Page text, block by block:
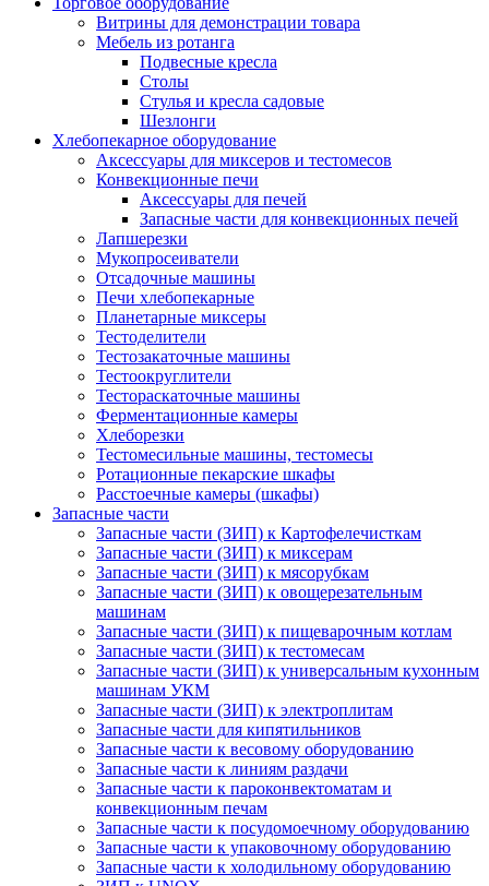
Витрины для демонстрации товара
Мебель из ротанга
Подвесные кресла
Столы
Стулья и кресла садовые
Шезлонги
Хлебопекарное оборудование
Аксессуары для миксеров и тестомесов
Конвекционные печи
Аксессуары для печей
Запасные части для конвекционных печей
Лапшерезки
Мукопросеиватели
Отсадочные машины
Печи хлебопекарные
Планетарные миксеры
Тестоделители
Тестозакаточные машины
Тестоокруглители
Тестораскаточные машины
Ферментационные камеры
Хлеборезки
Тестомесильные машины, тестомесы
Ротационные пекарские шкафы
Расстоечные камеры (шкафы)
Запасные части
Запасные части (ЗИП) к Картофелечисткам
Запасные части (ЗИП) к миксерам
Запасные части (ЗИП) к мясорубкам
Запасные части (ЗИП) к овощерезательным
машинам
Запасные части (ЗИП) к пищеварочным котлам
Запасные части (ЗИП) к тестомесам
Запасные части (ЗИП) к универсальным кухонным
машинам УКМ
Запасные части (ЗИП) к электроплитам
Запасные части для кипятильников
Запасные части к весовому оборудованию
Запасные части к линиям раздачи
Запасные части к пароконвектоматам и
конвекционным печам
Запасные части к посудомоечному оборудованию
Запасные части к упаковочному оборудованию
Запасные части к холодильному оборудованию